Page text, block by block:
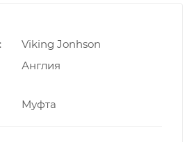
Viking Jonhson
Англия
Муфта